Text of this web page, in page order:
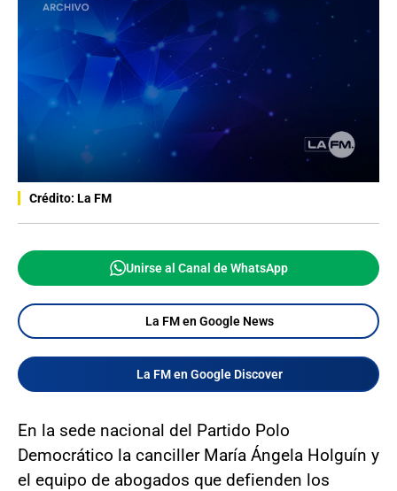
Crédito: La FM
Unirse al Canal de WhatsApp
La FM en Google News
La FM en Google Discover
En la sede nacional del Partido Polo
Democrático la canciller María Ángela Holguín y
el equipo de abogados que defienden los